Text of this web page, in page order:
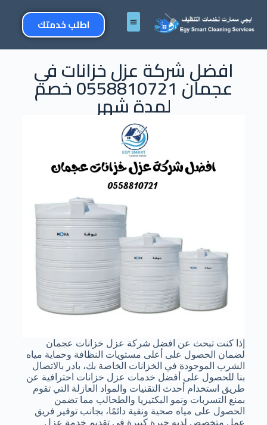
اطلب خدمتك
افضل شركة عزل خزانات في
عجمان 0558810721 خصم
لمدة شهر
إذا كنت تبحث عن افضل شركة عزل خزانات عجمان
لضمان الحصول على أعلى مستويات النظافة وحماية مياه
الشرب الموجودة في الخزانات الخاصة بك، بادر بالاتصال
بنا للحصول على أفضل خدمات عزل خزانات احترافية عن
طريق استخدام أحدث التقنيات والمواد العازلة التي تقوم
بمنع التسربات ونمو البكتيريا والطحالب مما تضمن
الحصول على مياه صحية ونقية دائمًا، بجانب توفير فريق
عمل متخصص لديه خبرة كبيرة في تقديم خدمة عزل